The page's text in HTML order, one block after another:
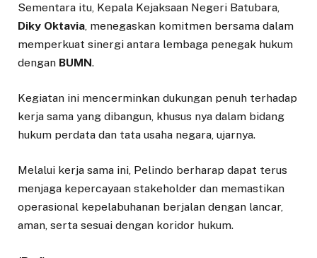
Sementara itu, Kepala Kejaksaan Negeri Batubara,
Diky Oktavia, menegaskan komitmen bersama dalam
memperkuat sinergi antara lembaga penegak hukum
dengan BUMN.
Kegiatan ini mencerminkan dukungan penuh terhadap
kerja sama yang dibangun, khusus nya dalam bidang
hukum perdata dan tata usaha negara, ujarnya.
Melalui kerja sama ini, Pelindo berharap dapat terus
menjaga kepercayaan stakeholder dan memastikan
operasional kepelabuhanan berjalan dengan lancar,
aman, serta sesuai dengan koridor hukum.